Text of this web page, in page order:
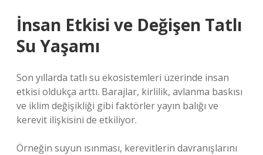
İnsan Etkisi ve Değişen Tatlı
Su Yaşamı
Son yıllarda tatlı su ekosistemleri üzerinde insan
etkisi oldukça arttı. Barajlar, kirlilik, avlanma baskısı
ve iklim değişikliği gibi faktörler yayın balığı ve
kerevit ilişkisini de etkiliyor.
Örneğin suyun ısınması, kerevitlerin davranışlarını